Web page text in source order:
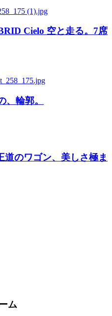
Cielo 空と走る。7席
輪郭。
のワゴン、美しさ極ま
ーム